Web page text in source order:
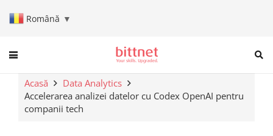
Română ▼
When autocomplete results
Acasă
Data Analytics
Accelerarea analizei datelor cu Codex OpenAI pentru
companii tech